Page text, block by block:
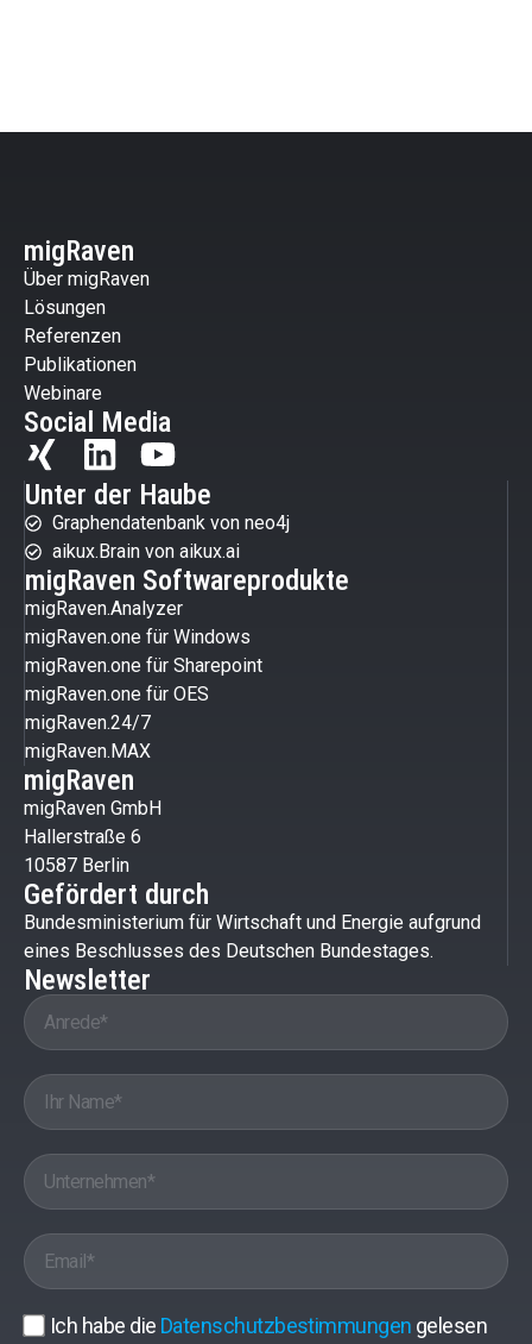
migRaven
Über migRaven
Lösungen
Referenzen
Publikationen
Webinare
Social Media
Unter der Haube
Graphendatenbank von neo4j
aikux.Brain von aikux.ai
migRaven Softwareprodukte
migRaven.Analyzer
migRaven.one für Windows
migRaven.one für Sharepoint
migRaven.one für OES
migRaven.24/7
migRaven.MAX
migRaven
migRaven GmbH
Hallerstraße 6
10587 Berlin
Gefördert durch
Bundesministerium für Wirtschaft und Energie aufgrund
eines Beschlusses des Deutschen Bundestages.
Newsletter
Ich habe die Datenschutzbestimmungen gelesen